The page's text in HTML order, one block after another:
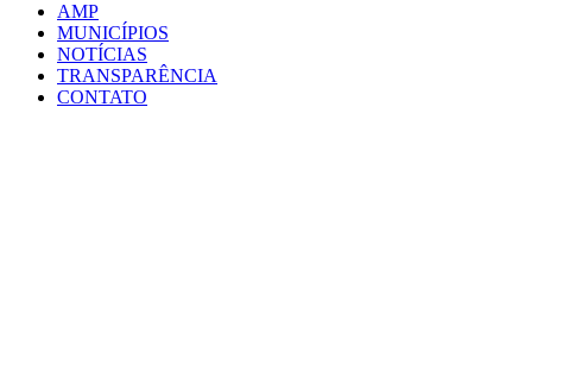
AMP
MUNICÍPIOS
NOTÍCIAS
TRANSPARÊNCIA
CONTATO